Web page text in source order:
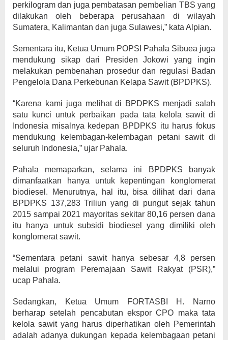
perkilogram dan juga pembatasan pembelian TBS yang
dilakukan oleh beberapa perusahaan di wilayah
Sumatera, Kalimantan dan juga Sulawesi,” kata Alpian.
Sementara itu, Ketua Umum POPSI Pahala Sibuea juga
mendukung sikap dari Presiden Jokowi yang ingin
melakukan pembenahan prosedur dan regulasi Badan
Pengelola Dana Perkebunan Kelapa Sawit (BPDPKS).
“Karena kami juga melihat di BPDPKS menjadi salah
satu kunci untuk perbaikan pada tata kelola sawit di
Indonesia misalnya kedepan BPDPKS itu harus fokus
mendukung kelembagan-kelembagan petani sawit di
seluruh Indonesia,” ujar Pahala.
Pahala memaparkan, selama ini BPDPKS banyak
dimanfaatkan hanya untuk kepentingan konglomerat
biodiesel. Menurutnya, hal itu, bisa dilihat dari dana
BPDPKS 137,283 Triliun yang di pungut sejak tahun
2015 sampai 2021 mayoritas sekitar 80,16 persen dana
itu hanya untuk subsidi biodiesel yang dimiliki oleh
konglomerat sawit.
“Sementara petani sawit hanya sebesar 4,8 persen
melalui program Peremajaan Sawit Rakyat (PSR),”
ucap Pahala.
Sedangkan, Ketua Umum FORTASBI H. Narno
berharap setelah pencabutan ekspor CPO maka tata
kelola sawit yang harus diperhatikan oleh Pemerintah
adalah adanya dukungan kepada kelembagaan petani